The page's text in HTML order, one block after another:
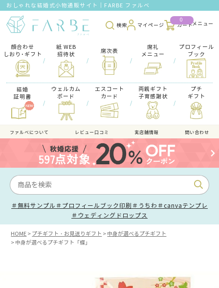
おしゃれな結婚式小物通販サイト｜FARBE ファルベ
検索 マイページ
0
カート
顔合わせ
しおり･ギフト
/
紙 WEB
招待状
/
席次表
/
席礼
メニュー
/
プロフィール
ブック
結婚
証明書
/
ウェルカム
ボード
/
エスコート
カード
/
両親ギフト
子育感謝状
/
プチ
ギフト
ファルべについて レビュー口コミ 実店舗情報 問い合わせ
＃無料サンプル ＃プロフィールブック印刷 ＃うちわ ＃canvaテンプレ
＃ウェディングドロップス
HOME プチギフト・お見送りギフト
中身が選べるプチギフト
中身が選べるプチギフト「蝶」